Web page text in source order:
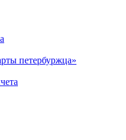
петербуржца»